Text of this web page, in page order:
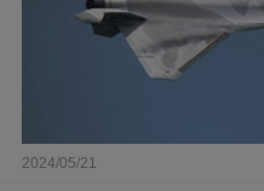
2024/05/21